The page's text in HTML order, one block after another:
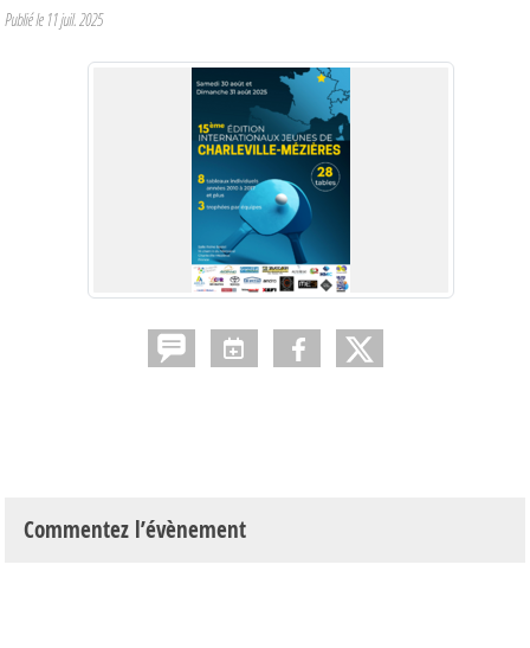
Publié le 11 juil. 2025
Commentez l’évènement